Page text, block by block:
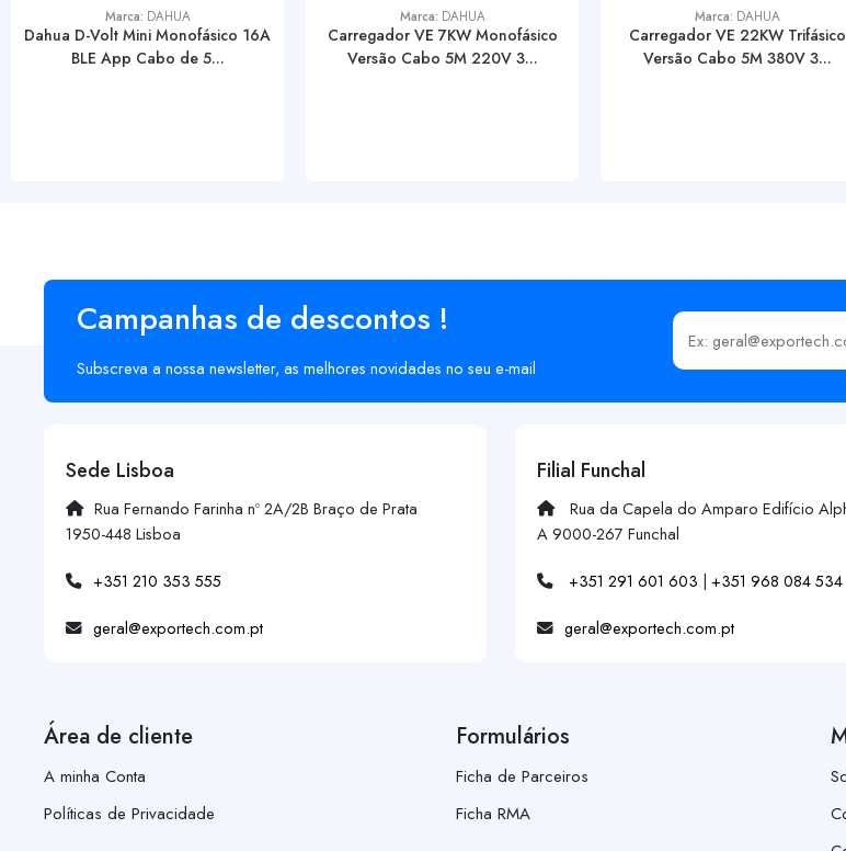
Marca: DAHUA
Dahua D-Volt Mini Monofásico 16A
BLE App Cabo de 5...
Marca: DAHUA
Carregador VE 7KW Monofásico
Versão Cabo 5M 220V 3...
Marca: DAHUA
Carregador VE 22KW Trifásico
Versão Cabo 5M 380V 3...
Campanhas de descontos !
Subscreva a nossa newsletter, as melhores novidades no seu e-mail
Insira o seu email
Sede Lisboa
Rua Fernando Farinha nº 2A/2B Braço de Prata
1950-448 Lisboa
+351 210 353 555
geral@exportech.com.pt
Filial Funchal
Rua da Capela do Amparo Edifício
A 9000-267 Funchal
+351 291 601 603 | +351 968 084 534
geral@exportech.com.pt
Área de cliente
A minha Conta
Políticas de Privacidade
Formulários
Ficha de Parceiros
Ficha RMA